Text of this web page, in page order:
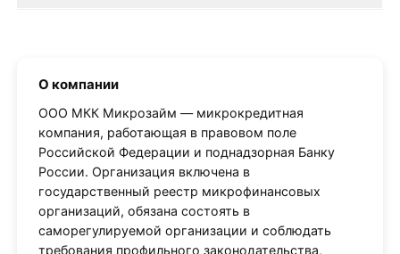
О компании
ООО МКК Микрозайм — микрокредитная
компания, работающая в правовом поле
Российской Федерации и поднадзорная Банку
России. Организация включена в
государственный реестр микрофинансовых
организаций, обязана состоять в
саморегулируемой организации и соблюдать
требования профильного законодательства,